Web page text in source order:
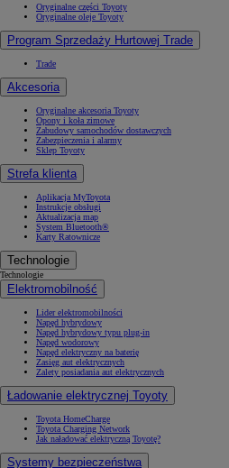
Oryginalne części Toyoty
Oryginalne oleje Toyoty
Program Sprzedaży Hurtowej Trade
Trade
Akcesoria
Oryginalne akcesoria Toyoty
Opony i koła zimowe
Zabudowy samochodów dostawczych
Zabezpieczenia i alarmy
Sklep Toyoty
Strefa klienta
Aplikacja MyToyota
Instrukcje obsługi
Aktualizacja map
System Bluetooth®
Karty Ratownicze
Technologie
Technologie
Elektromobilność
Lider elektromobilności
Napęd hybrydowy
Napęd hybrydowy typu plug-in
Napęd wodorowy
Napęd elektryczny na baterię
Zasięg aut elektrycznych
Zalety posiadania aut elektrycznych
Ładowanie elektrycznej Toyoty
Toyota HomeCharge
Toyota Charging Network
Jak naładować elektryczną Toyotę?
Systemy bezpieczeństwa